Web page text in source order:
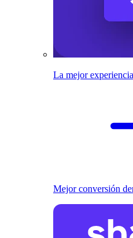
La mejor
Mejor conversión